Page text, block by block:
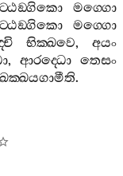
මග‍්ගො
මග‍්ගො
භික‍්ඛවෙ, අයං
,ආරද‍්ධො තෙසං
.